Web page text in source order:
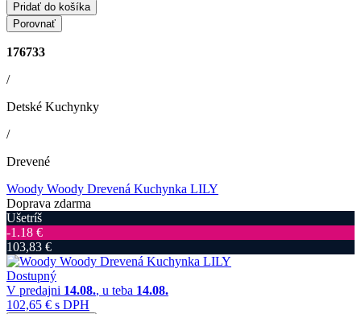
Pridať do košíka
Porovnať
176733
/
Detské Kuchynky
/
Drevené
Woody Woody Drevená Kuchynka LILY
Doprava zdarma
Ušetríš
‐1.18 €
103,83 €
Dostupný
V predajni 14.08., u teba 14.08.
102,65 € s DPH